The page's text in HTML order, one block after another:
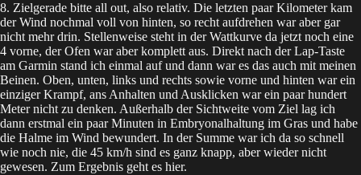
8. Zielgerade bitte all out, also relativ. Die letzten paar Kilometer kam
der Wind nochmal voll von hinten, so recht aufdrehen war aber gar
nicht mehr drin. Stellenweise steht in der Wattkurve da jetzt noch eine
4 vorne, der Ofen war aber komplett aus. Direkt nach der Lap-Taste
am Garmin stand ich einmal auf und dann war es das auch mit meinen
Beinen. Oben, unten, links und rechts sowie vorne und hinten war ein
einziger Krampf, ans Anhalten und Ausklicken war ein paar hundert
Meter nicht zu denken. Außerhalb der Sichtweite vom Ziel lag ich
dann erstmal ein paar Minuten in Embryonalhaltung im Gras und habe
die Halme im Wind bewundert. In der Summe war ich da so schnell
wie noch nie, die 45 km/h sind es ganz knapp, aber wieder nicht
gewesen. Zum Ergebnis geht es hier.